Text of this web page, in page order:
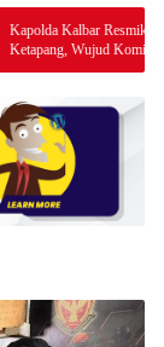
Resmikan Bangunan
Komitmen Tingkatkan